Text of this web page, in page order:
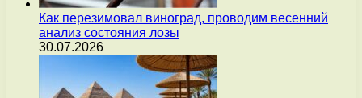
Как перезимовал виноград, проводим весенний
анализ состояния лозы
30.07.2026